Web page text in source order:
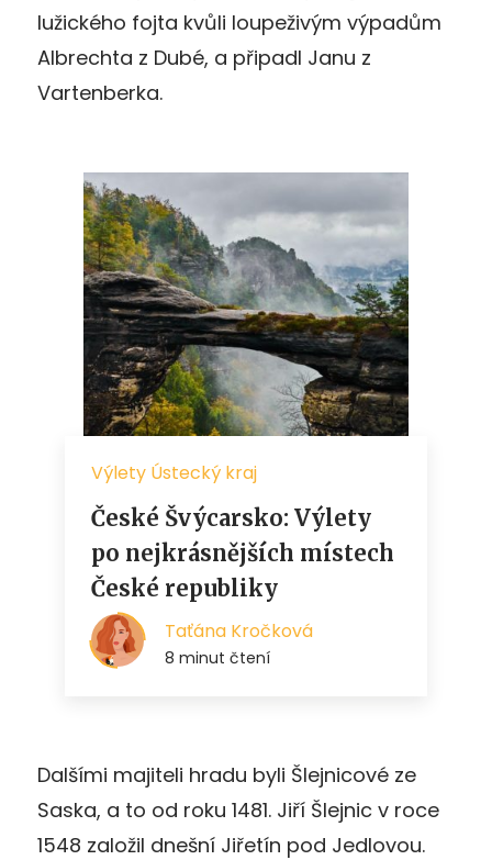
lužického fojta kvůli loupeživým výpadům
Albrechta z Dubé, a připadl Janu z
Vartenberka.
Dalšími majiteli hradu byli Šlejnicové ze
Saska, a to od roku 1481. Jiří Šlejnic v roce
1548 založil dnešní Jiřetín pod Jedlovou.